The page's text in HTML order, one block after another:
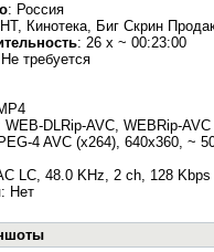
: Россия
Кинотека, Биг Скрин
: 26 x ~ 00:23:00
требуется
WEB-DLRip-AVC, WEBRip-AVC
4 AVC (x264), 640x360, ~
LC, 48.0 KHz, 2 ch, 128 Kbps
: Нет